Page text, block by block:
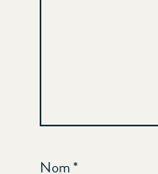
Nom*